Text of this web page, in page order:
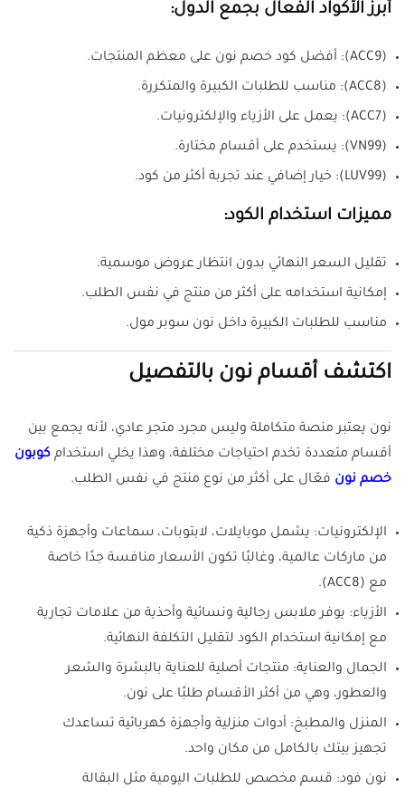
أبرز الأكواد الفعال بجمع الدول:
(ACC9): أفضل كود خصم نون على معظم المنتجات.
(ACC8): مناسب للطلبات الكبيرة والمتكررة.
(ACC7): يعمل على الأزياء والإلكترونيات.
(VN99): يستخدم على أقسام مختارة.
(LUV99): خيار إضافي عند تجربة أكثر من كود.
مميزات استخدام الكود:
تقليل السعر النهائي بدون انتظار عروض موسمية.
إمكانية استخدامه على أكثر من منتج في نفس الطلب.
مناسب للطلبات الكبيرة داخل نون سوبر مول.
اكتشف أقسام نون بالتفصيل
نون يعتبر منصة متكاملة وليس مجرد متجر عادي، لأنه يجمع بين
أقسام متعددة تخدم احتياجات مختلفة، وهذا يخلي استخدام كوبون
خصم نون فعّال على أكثر من نوع منتج في نفس الطلب.
الإلكترونيات: يشمل موبايلات، لابتوبات، سماعات وأجهزة ذكية
من ماركات عالمية، وغالبًا تكون الأسعار منافسة جدًا خاصة
مع (ACC8).
الأزياء: يوفر ملابس رجالية ونسائية وأحذية من علامات تجارية
مع إمكانية استخدام الكود لتقليل التكلفة النهائية.
الجمال والعناية: منتجات أصلية للعناية بالبشرة والشعر
والعطور، وهي من أكثر الأقسام طلبًا على نون.
المنزل والمطبخ: أدوات منزلية وأجهزة كهربائية تساعدك
تجهيز بيتك بالكامل من مكان واحد.
نون فود: قسم مخصص للطلبات اليومية مثل البقالة